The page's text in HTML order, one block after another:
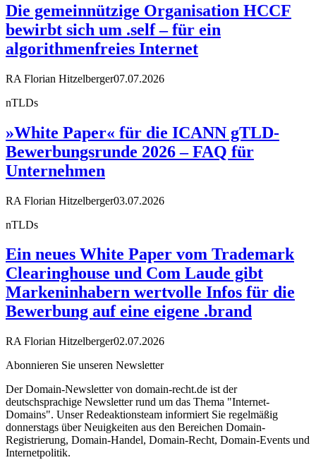
Die gemeinnützige Organisation HCCF
bewirbt sich um .self – für ein
algorithmenfreies Internet
RA Florian Hitzelberger07.07.2026
nTLDs
»White Paper« für die ICANN gTLD-
Bewerbungsrunde 2026 – FAQ für
Unternehmen
RA Florian Hitzelberger03.07.2026
nTLDs
Ein neues White Paper vom Trademark
Clearinghouse und Com Laude gibt
Markeninhabern wertvolle Infos für die
Bewerbung auf eine eigene .brand
RA Florian Hitzelberger02.07.2026
Abonnieren Sie unseren Newsletter
Der Domain-Newsletter von domain-recht.de ist der
deutschsprachige Newsletter rund um das Thema "Internet-
Domains". Unser Redeaktionsteam informiert Sie regelmäßig
donnerstags über Neuigkeiten aus den Bereichen Domain-
Registrierung, Domain-Handel, Domain-Recht, Domain-Events und
Internetpolitik.